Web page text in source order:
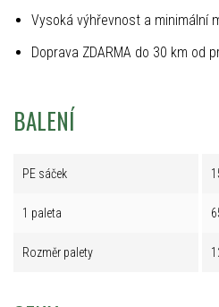
Vysoká výhřevnost a minimální
Doprava ZDARMA do 30 km od
BALENÍ
PE sáček
1 paleta
Rozměr palety